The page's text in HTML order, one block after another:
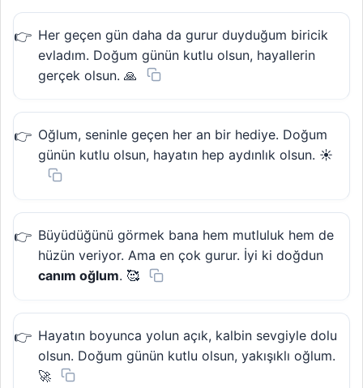
Her geçen gün daha da gurur duyduğum biricik
evladım. Doğum günün kutlu olsun, hayallerin
gerçek olsun. 🙏
Oğlum, seninle geçen her an bir hediye. Doğum
günün kutlu olsun, hayatın hep aydınlık olsun. ☀️
Büyüdüğünü görmek bana hem mutluluk hem de
hüzün veriyor. Ama en çok gurur. İyi ki doğdun
canım oğlum. 🥰
Hayatın boyunca yolun açık, kalbin sevgiyle dolu
olsun. Doğum günün kutlu olsun, yakışıklı oğlum.
🚀